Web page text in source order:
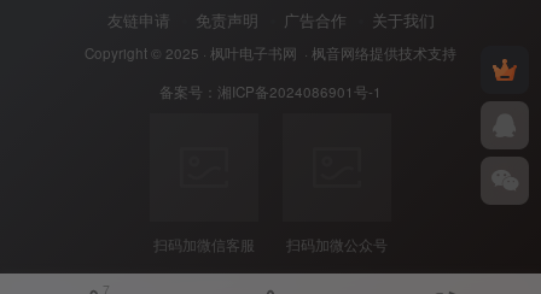
友链申请 免责声明 广告合作 关于我们
Copyright © 2025 · 枫叶电子书网 · 枫音网络提供技术支持
备案号： 湘ICP备2024086901号-1
扫码加微信客服 扫码加微公众号
7